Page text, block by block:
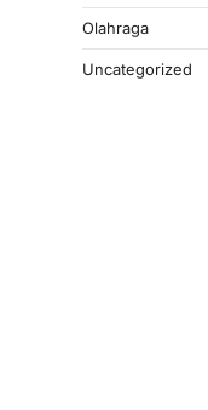
Olahraga
Uncategorized